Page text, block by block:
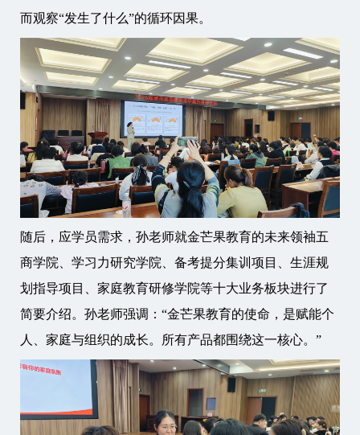
而观察“发生了什么”的循环因果。
随后，应学员需求，孙老师就金芒果教育的未来领袖五
商学院、学习力研究学院、备考提分集训项目、生涯规
划指导项目、家庭教育研修学院等十大业务板块进行了
简要介绍。孙老师强调：“金芒果教育的使命，是赋能个
人、家庭与组织的成长。所有产品都围绕这一核心。”